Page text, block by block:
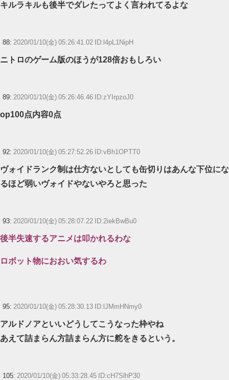
キルラキルも後半でダレたってよく言われてるよな
88: 2020/01/10(金) 05:26:41.02 ID:l4pL1NipH
ニトロのゲーム版のほうが128倍おもしろい
89: 2020/01/10(金) 05:26:46.46 ID:zYIrpzoJ0
op100点内容0点
92: 2020/01/10(金) 05:27:52.26 ID:vBh1OPTT0
ヴォイドランク制は仕方ないとしても缶切りはあんな下位にな
るほど弱いヴォイドやないやろと思った
93: 2020/01/10(金) 05:28:07.22 ID:2iekBwBu0
後半失速するアニメは叩かれるわな
ロボット物におおい気するわ
95: 2020/01/10(金) 05:28:30.13 ID:lJMmHNmy0
アルドノアといいどうしてこうなった枠やね
あえて詰まらん方詰まらん方に舵をきるという。
105: 2020/01/10(金) 05:33:28.45 ID:cH7SlhP30